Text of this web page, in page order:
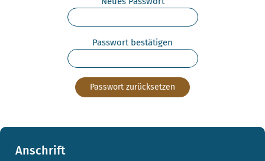
Anschrift
Passwort bestätigen
Passwort zurücksetzen